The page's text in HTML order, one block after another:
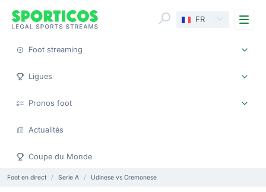
FR
Foot streaming
Ligues
Pronos foot
Actualités
Coupe du Monde
Foot en direct Serie A Udinese vs Cremonese